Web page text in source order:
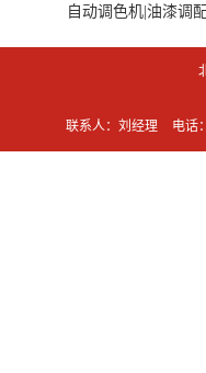
自动调色机|油漆调
联系人：刘经理 电话